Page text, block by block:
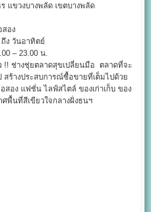
แขวงบางพลัด เขตบางพลัด
สอง
ง วันอาทิตย์
– 23.00 น.
!! ช่างชุ่ยตลาดสุขเปลี่ยนมือ ตลาดที่จะ
ร้างประสบการณ์ซื้อขายที่เต็มไปด้วย
สอง แฟชั่น ไลฟ์สไตล์ ของเก่าเก็บ ของ
พื้นที่สีเขียวใจกลางฝั่งธนฯ